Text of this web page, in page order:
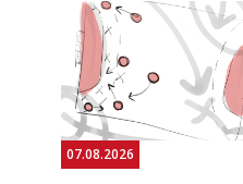
07.08.2026
Anterior